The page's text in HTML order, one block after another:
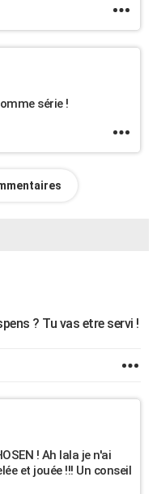
série !
? Tu vas etre servi !
! Ah lala je n'ai
et jouée !!! Un conseil